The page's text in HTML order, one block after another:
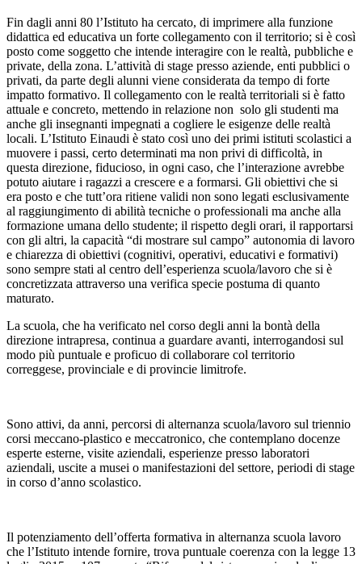
Fin dagli anni 80 l’Istituto ha cercato, di imprimere alla funzione
didattica ed educativa un forte collegamento con il territorio; si è così
posto come soggetto che intende interagire con le realtà, pubbliche e
private, della zona. L’attività di stage presso aziende, enti pubblici o
privati, da parte degli alunni viene considerata da tempo di forte
impatto formativo. Il collegamento con le realtà territoriali si è fatto
attuale e concreto, mettendo in relazione non solo gli studenti ma
anche gli insegnanti impegnati a cogliere le esigenze delle realtà
locali. L’Istituto Einaudi è stato così uno dei primi istituti scolastici a
muovere i passi, certo determinati ma non privi di difficoltà, in
questa direzione, fiducioso, in ogni caso, che l’interazione avrebbe
potuto aiutare i ragazzi a crescere e a formarsi. Gli obiettivi che si
era posto e che tutt’ora ritiene validi non sono legati esclusivamente
al raggiungimento di abilità tecniche o professionali ma anche alla
formazione umana dello studente; il rispetto degli orari, il rapportarsi
con gli altri, la capacità “di mostrare sul campo” autonomia di lavoro
e chiarezza di obiettivi (cognitivi, operativi, educativi e formativi)
sono sempre stati al centro dell’esperienza scuola/lavoro che si è
concretizzata attraverso una verifica specie postuma di quanto
maturato.
La scuola, che ha verificato nel corso degli anni la bontà della
direzione intrapresa, continua a guardare avanti, interrogandosi sul
modo più puntuale e proficuo di collaborare col territorio
correggese, provinciale e di provincie limitrofe.
Sono attivi, da anni, percorsi di alternanza scuola/lavoro sul triennio
corsi meccano-plastico e meccatronico, che contemplano docenze
esperte esterne, visite aziendali, esperienze presso laboratori
aziendali, uscite a musei o manifestazioni del settore, periodi di stage
in corso d’anno scolastico.
Il potenziamento dell’offerta formativa in alternanza scuola lavoro
che l’Istituto intende fornire, trova puntuale coerenza con la legge 13